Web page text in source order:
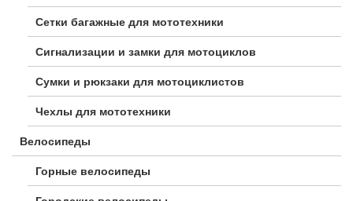
Сетки багажные для мототехники
Сигнализации и замки для мотоциклов
Сумки и рюкзаки для мотоциклистов
Чехлы для мототехники
Велосипеды
Горные велосипеды